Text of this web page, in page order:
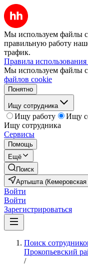
Мы используем файлы
правильную работу
трафик.
Правила
Мы используем файлы
файлов cookie
Понятно
Ищу сотрудника
Ищу работу
Ищу
Ищу сотрудника
Сервисы
Помощь
Ещё
Поиск
Артышта (Кемеровская
Войти
Войти
Зарегистрироваться
Поиск
Прокопьевский
/